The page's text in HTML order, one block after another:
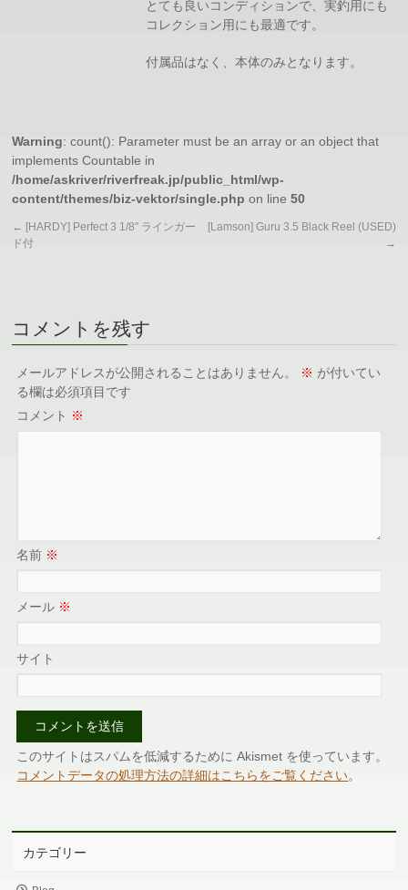
とても良いコンディションで、実釣用にも
コレクション用にも最適です。
付属品はなく、本体のみとなります。
Warning: count(): Parameter must be an array or an object that
implements Countable in
/home/askriver/riverfreak.jp/public_html/wp-
content/themes/biz-vektor/single.php on line50
← [HARDY] Perfect 3 1/8″ ラインガー
ド付
[Lamson] Guru 3.5 Black Reel (USED)
→
コメントを残す
メールアドレスが公開されることはありません。 ※ が付いてい
る欄は必須項目です
コメント ※
名前 ※
メール ※
サイト
このサイトはスパムを低減するために Akismet を使っています。
コメントデータの処理方法の詳細はこちらをご覧ください。
カテゴリー